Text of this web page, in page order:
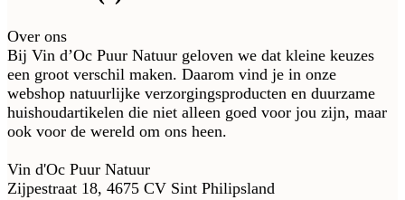
Over ons
Bij Vin d’Oc Puur Natuur geloven we dat kleine keuzes
een groot verschil maken. Daarom vind je in onze
webshop natuurlijke verzorgingsproducten en duurzame
huishoudartikelen die niet alleen goed voor jou zijn, maar
ook voor de wereld om ons heen.
Vin d'Oc Puur Natuur
Zijpestraat 18, 4675 CV Sint Philipsland